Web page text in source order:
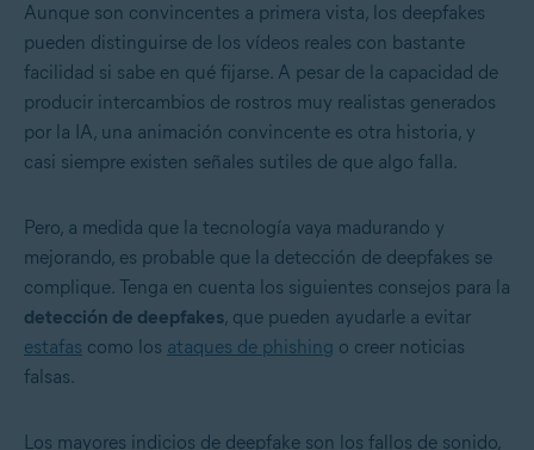
Aunque son convincentes a primera vista, los deepfakes
pueden distinguirse de los vídeos reales con bastante
facilidad si sabe en qué fijarse. A pesar de la capacidad de
producir intercambios de rostros muy realistas generados
por la IA, una animación convincente es otra historia, y
casi siempre existen señales sutiles de que algo falla.
Pero, a medida que la tecnología vaya madurando y
mejorando, es probable que la detección de deepfakes se
complique. Tenga en cuenta los siguientes consejos para la
detección de deepfakes, que pueden ayudarle a evitar
estafas como los ataques de phishing o creer noticias
falsas.
Los mayores indicios de deepfake son los fallos de sonido,